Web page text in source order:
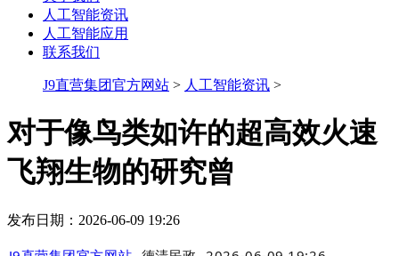
人工智能资讯
人工智能应用
联系我们
J9直营集团官方网站 > 人工智能资讯 >
对于像鸟类如许的超高效火速
飞翔生物的研究曾
发布日期：2026-06-09 19:26